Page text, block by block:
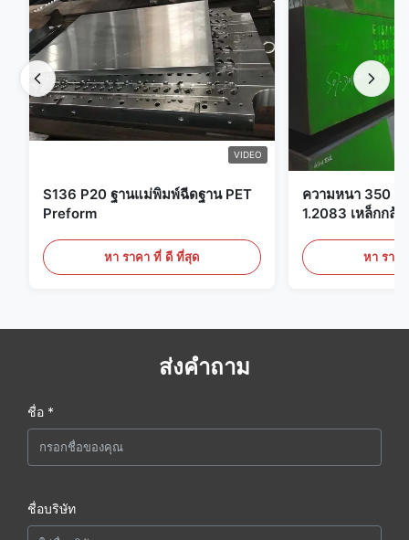
VIDEO
S136 P20 ฐานแม่พิมพ์ฉีดฐาน PET
Preform
หา ราคา ที่ ดี ที่สุด
ความหนา 350 ม
1.2083 เหล็กกล้
หา ราค
ส่งคำถาม
ชื่อ *
ชื่อบริษัท